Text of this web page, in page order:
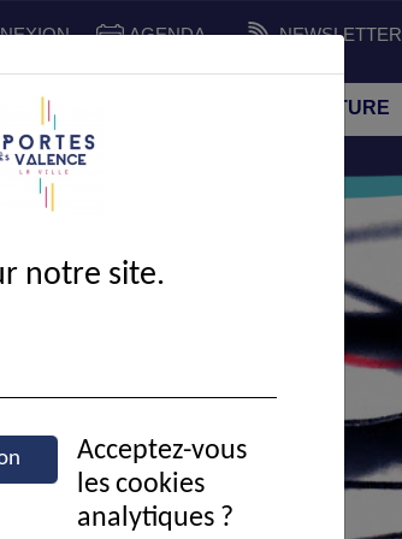
AGENDA NEWSLETTER
DE VIE SPORT ET CULTURE
de carte
notre site.
Acceptez-vous
les cookies
analytiques ?